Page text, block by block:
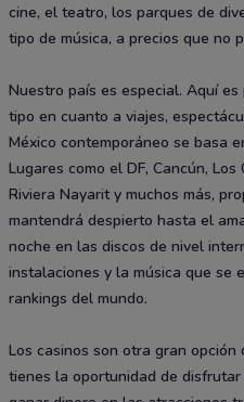
cine, el teatro, los parques de
tipo de música, a precios que no
Nuestro país es especial. Aquí
tipo en cuanto a viajes,
México contemporáneo se basa
Lugares como el DF, Cancún,
Riviera Nayarit y muchos más,
mantendrá despierto hasta el
noche en las discos de nivel
instalaciones y la música que se
rankings del mundo.
Los casinos son otra gran
tienes la oportunidad de